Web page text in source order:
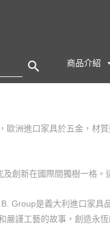
商品介紹
歐洲進口家具於五金，材
創新在國際間獨樹一格
Group是義大利進口家
嚴謹工藝的故事，創造永恆